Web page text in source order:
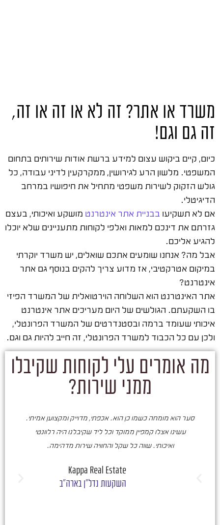
משרד או אתר? זה לא או זה או זה,
זה גם וגם!
כיום, קיים ביקוש עצום למידע ברשת אודות שירותים בתחום
המשפטי. מלשון הרע לגירושין, ממקרקעין לדיני עבודה, כל
גולש הזקוק לשירות משפטי מתחיל את חיפושיו במרחב
הדיגיטלי.
אם לא תשקיעו בבניית אתר אינטרנט מושקע ואיכותי, בעצם
גזרתם את דינכם למאות ואלפי לקוחות מתעניינים שלא יוכלו
להגיע אליכם.
אבל מה? אנחנו שומעים אתכם שואלים, יש משרד יוקרתי
במיקום אטרקטיבי, אז מדוע צריך להקים בנוסף גם אתר
אינטרנט?
אתר האינטרנט הוא השלוחה הוירטואלית של המשרד הפיזי
בו השקעתם. הגולשים של היום מעריכים אתר אינטרנט
איכותי שעומד ברמה ובסטנדרטים של המשרד הפרונטלי,
ולכן עם כל הכבוד למשרד הפרונטלי, זה חייב להיות גם וגם.
מה אומרים עלי לקוחות שקיבלו
ממני שירות?
סער הוא מומחה כשמו כן הוא. אכפתי, מדוייק ומקצוען אמיתי.
עשינו אצלו קמפיין ממוקד וכל ליד שקיבלנו היה רלוונטי
ואיכותי. שווה כל שקל והחוויה שירות מדהימה.
Kappa Real Estate
השקעות נדל"ן בארה"ב